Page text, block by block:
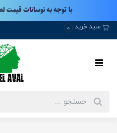
با توجه به نوسانات قیمت
سبد خرید 0